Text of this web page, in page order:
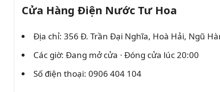
Cửa Hàng Điện Nước Tư Hoa
Địa chỉ: 356 Đ. Trần Đại Nghĩa, Hoà Hải, Ngũ
Các giờ: Đang mở cửa ⋅ Đóng cửa lúc 20:00
Số điện thoại: 0906 404 104